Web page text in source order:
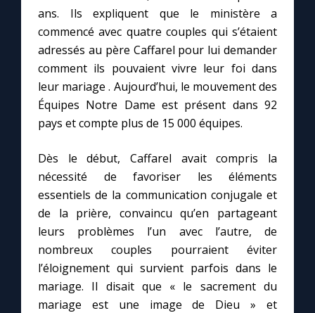
À la une
1000 Raisons de Croire
Chapelet pour le monde
Faire un don
Marie de Nazareth
ans. Ils expliquent que le ministère a
commencé avec quatre couples qui s’étaient
adressés au père Caffarel pour lui demander
comment ils pouvaient vivre leur foi dans
leur mariage . Aujourd’hui, le mouvement des
Équipes Notre Dame est présent dans 92
pays et compte plus de 15 000 équipes.
Dès le début, Caffarel avait compris la
nécessité de favoriser les éléments
essentiels de la communication conjugale et
de la prière, convaincu qu’en partageant
leurs problèmes l’un avec l’autre, de
nombreux couples pourraient éviter
l’éloignement qui survient parfois dans le
mariage. Il disait que « le sacrement du
mariage est une image de Dieu » et